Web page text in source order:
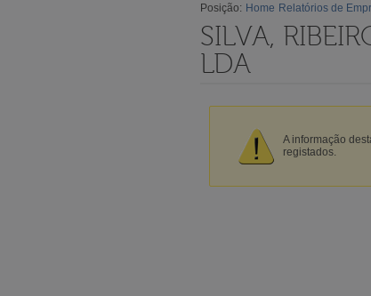
Posição: Home Relatórios de
SILVA,
LDA
A informação
registados.